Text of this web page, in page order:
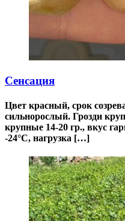
Сенсация
Цвет красный, срок
сильнорослый. Грозди
крупные 14-20 гр., вкус
-24°С, нагрузка […]